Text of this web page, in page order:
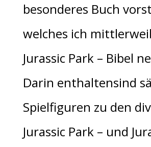
besonderes Buch
welches ich
Jurassic Park – Bibel
Darin enthaltensind
Spielfiguren zu den
Jurassic Park – und